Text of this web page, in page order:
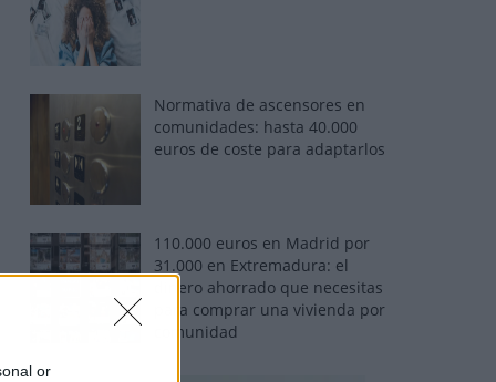
or
Normativa de ascensores en
comunidades: hasta 40.000
euros de coste para adaptarlos
110.000 euros en Madrid por
31.000 en Extremadura: el
dinero ahorrado que necesitas
para comprar una vivienda por
comunidad